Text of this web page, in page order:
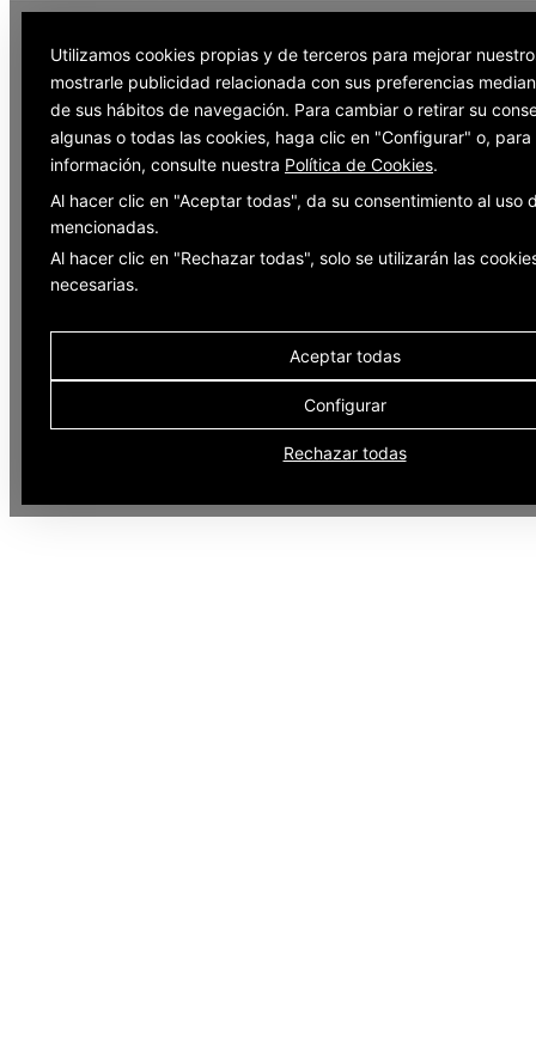
Utilizamos cookies propias y de terceros para mejorar
mostrarle publicidad relacionada con sus preferencias
de sus hábitos de navegación. Para cambiar o retirar su
algunas o todas las cookies, haga clic en "Configurar" o, para
información, consulte nuestra Política de Cookies.
Al hacer clic en "Aceptar todas", da su consentimiento al uso
mencionadas.
Al hacer clic en "Rechazar todas", solo se utilizarán las
necesarias.
Aceptar todas
Configurar
Rechazar todas